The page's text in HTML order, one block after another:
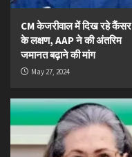
CM केजरीवाल में दिख रहे कैंसर
के लक्षण, AAP ने की अंतरिम
जमानत बढ़ाने की मांग
May 27, 2024